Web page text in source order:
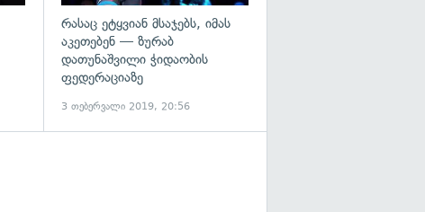
რასაც ეტყვიან მსაჯებს, იმას
აკეთებენ — ზურაბ
დათუნაშვილი ჭიდაობის
ფედერაციაზე
3 თებერვალი 2019, 20:56